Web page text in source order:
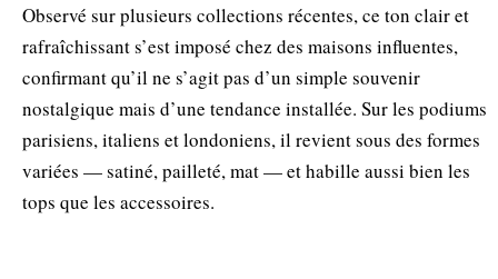
Observé sur plusieurs collections récentes, ce ton clair et
rafraîchissant s’est imposé chez des maisons influentes,
confirmant qu’il ne s’agit pas d’un simple souvenir
nostalgique mais d’une tendance installée. Sur les podiums
parisiens, italiens et londoniens, il revient sous des formes
variées — satiné, pailleté, mat — et habille aussi bien les
tops que les accessoires.